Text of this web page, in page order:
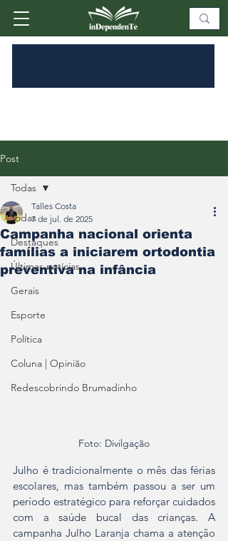
Post
Todas
Destaques
Últimas notícias
Gerais
Esporte
Política
Coluna | Opinião
Redescobrindo Brumadinho
Todas
Campanha nacional orienta
famílias a iniciarem ortodontia
preventiva na infância
Talles Costa
7 de jul. de 2025
Foto: Divilgação
Julho é tradicionalmente o mês das férias
escolares, mas também passou a ser um
período estratégico para reforçar cuidados
com a saúde bucal das crianças. A
campanha Julho Laranja chama a atenção